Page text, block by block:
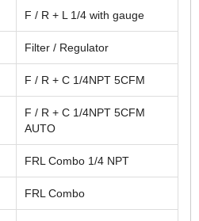
F / R + L 1/4 with gauge
Filter / Regulator
F / R + C 1/4NPT 5CFM
F / R + C 1/4NPT 5CFM
AUTO
FRL Combo 1/4 NPT
FRL Combo